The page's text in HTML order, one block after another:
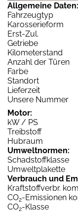
Allgemeine Daten:
Fahrzeugtyp
Karosserieform
Erst-Zul.
Getriebe
Kilometerstand
Anzahl der Türen
Farbe
Standort
Lieferzeit
Unsere Nummer
Motor:
kW / PS
Treibstoff
Hubraum
Umweltnormen:
Schadstoffklasse
Umweltplakette
Verbrauch und
Kraftstoffverbr.
CO2-Emissionen
CO2-Klasse